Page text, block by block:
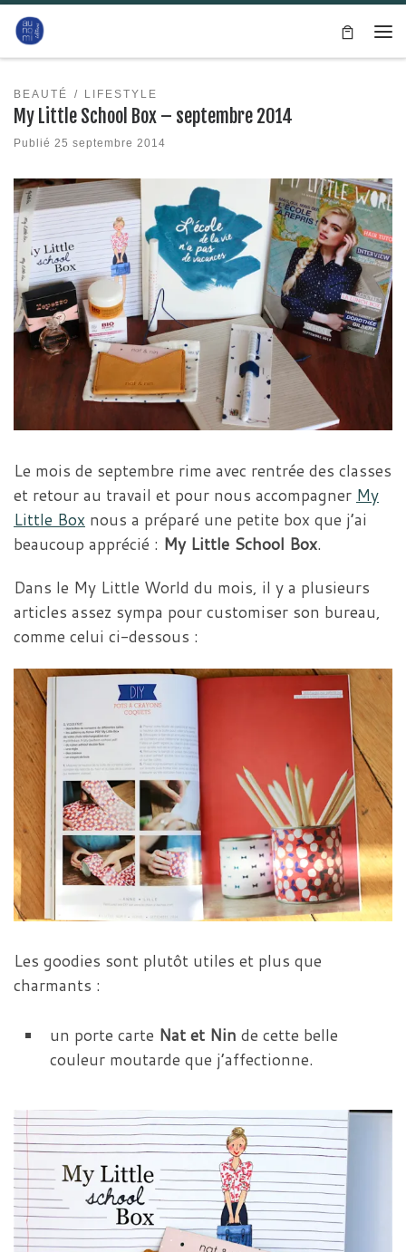
Passer au contenu
BEAUTÉ LIFESTYLE
My Little School Box – septembre 2014
Publié 25 septembre 2014
Le mois de septembre rime avec rentrée des classes
et retour au travail et pour nous accompagner My
Little Box nous a préparé une petite box que j’ai
beaucoup apprécié : My Little School Box.
Dans le My Little World du mois, il y a plusieurs
articles assez sympa pour customiser son bureau,
comme celui ci-dessous :
Les goodies sont plutôt utiles et plus que
charmants :
un porte carte Nat et Nin de cette belle
couleur moutarde que j’affectionne.